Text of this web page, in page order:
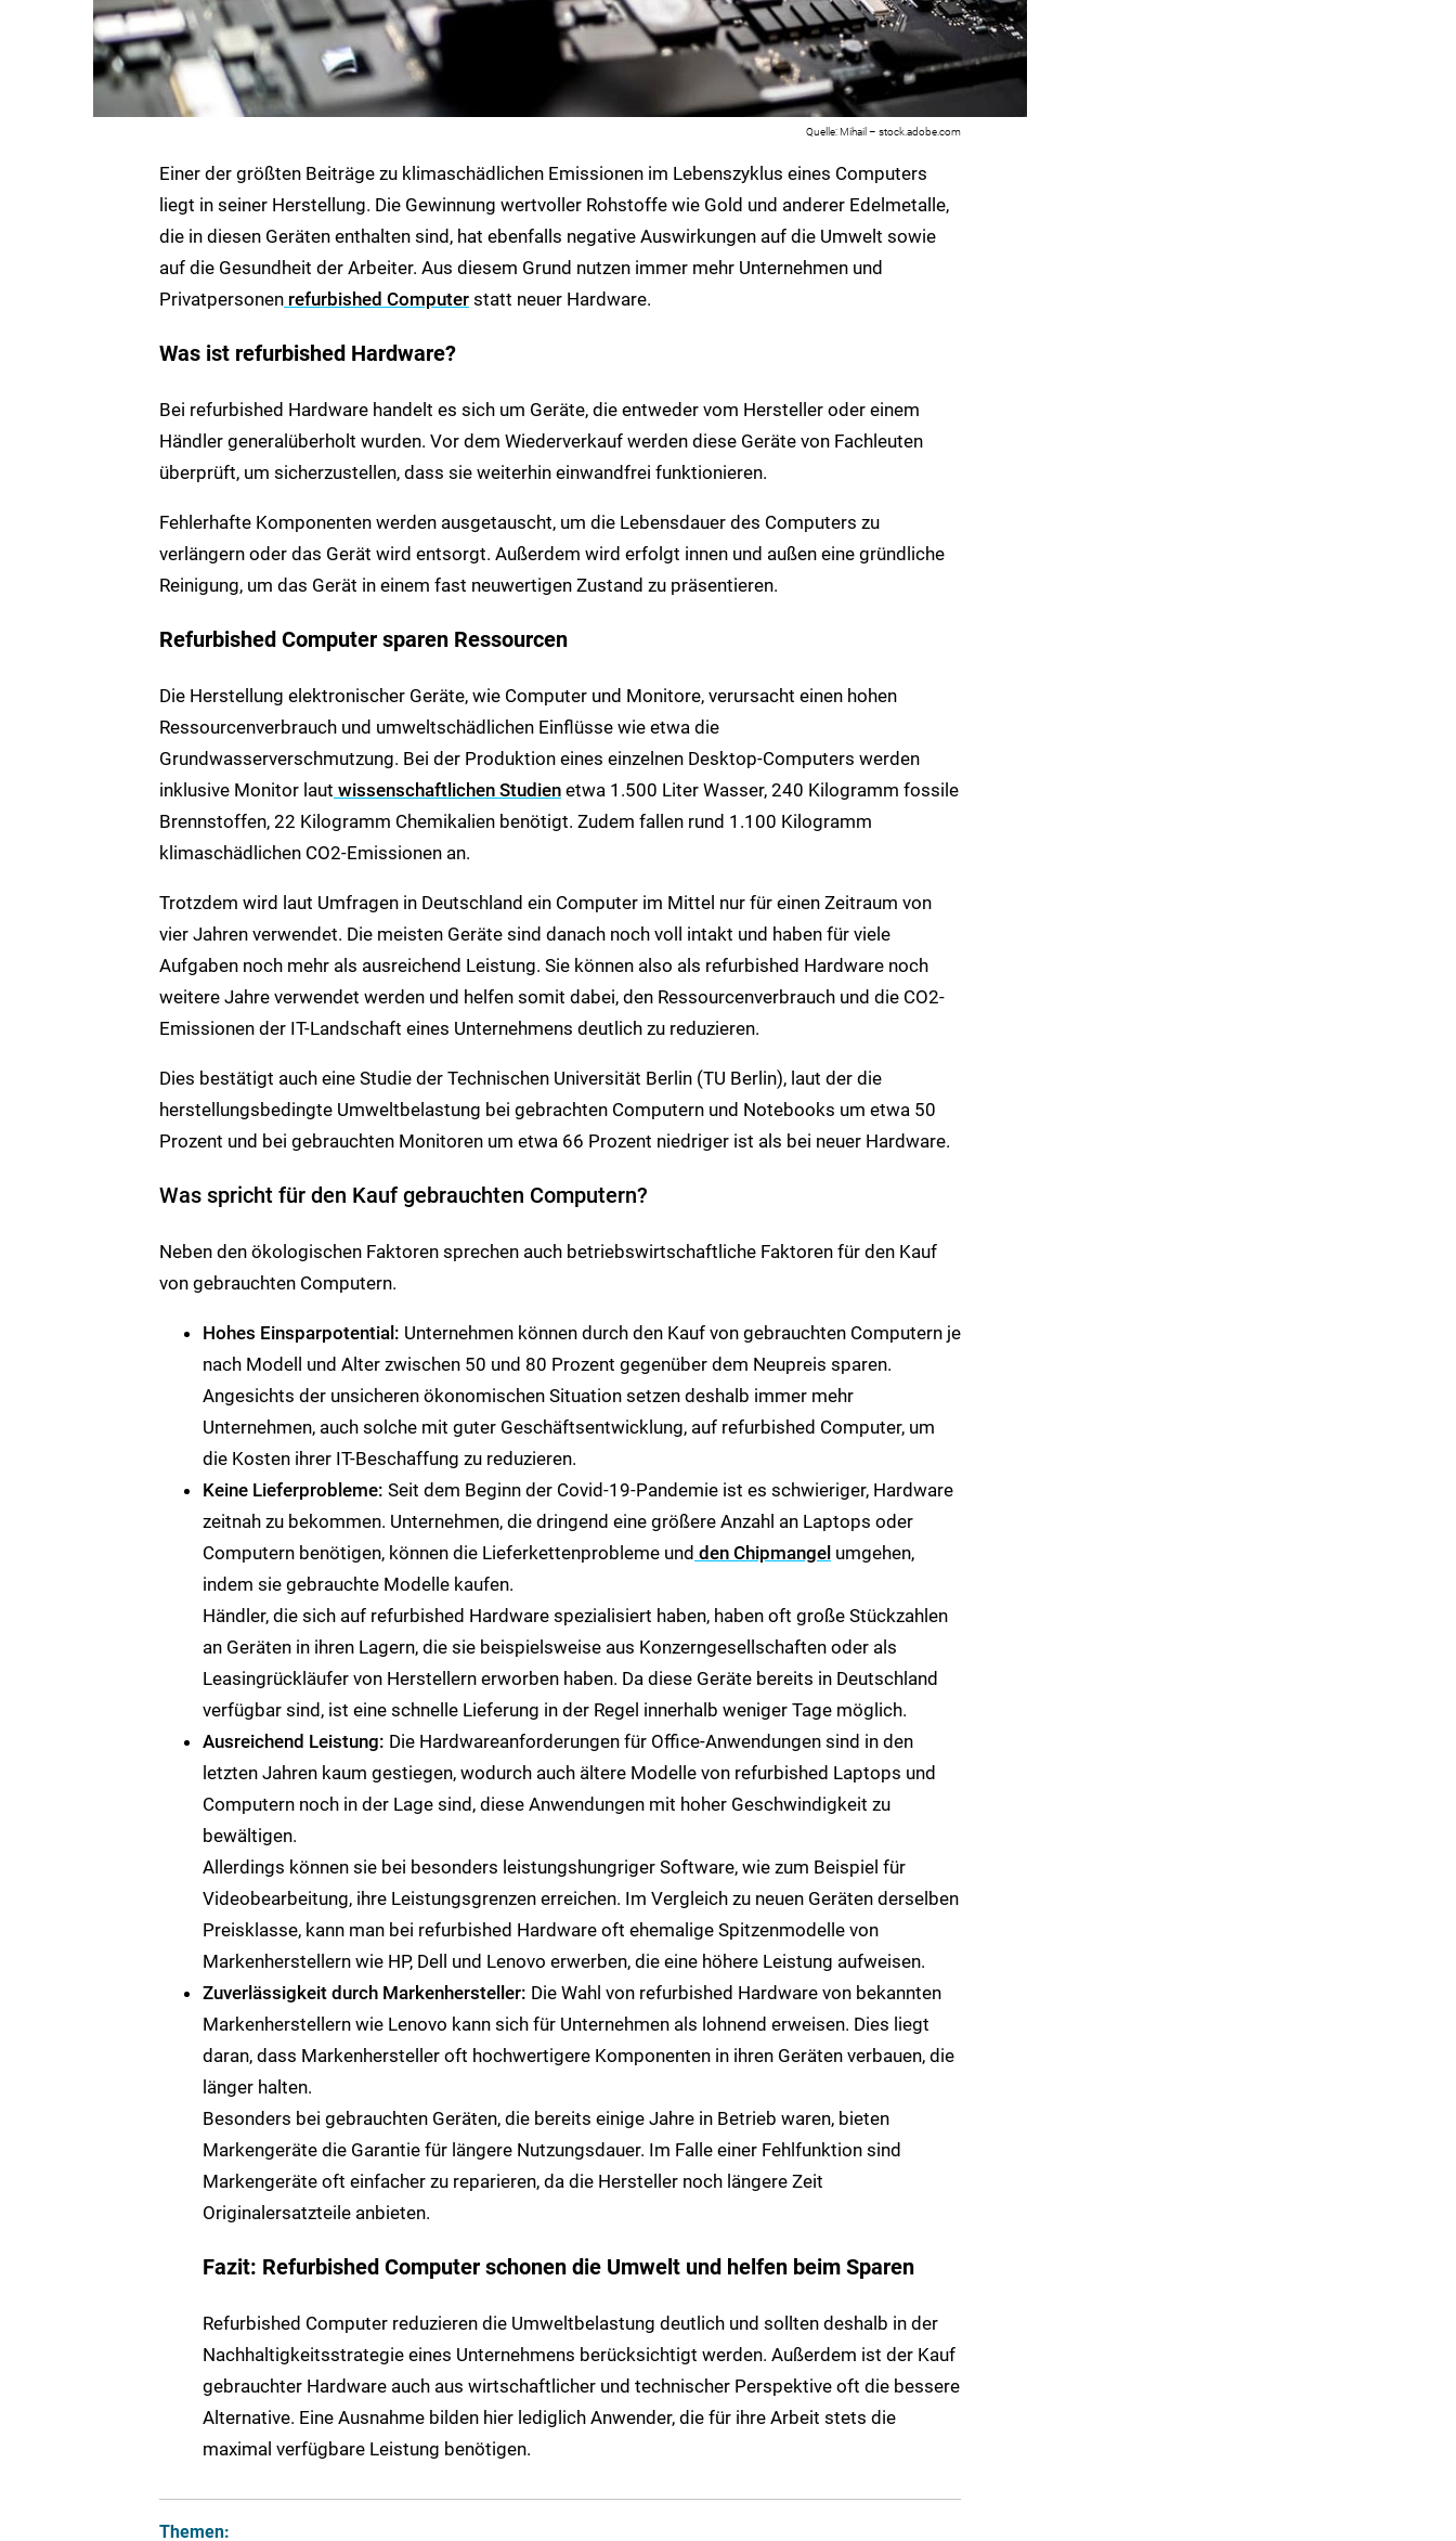
Mihail – stock.adobe.com
Einer der größten Beiträge zu klimaschädlichen Emissionen im Lebenszyklus eines Computers
liegt in seiner Herstellung. Die Gewinnung wertvoller Rohstoffe wie Gold und anderer Edelmetalle,
die in diesen Geräten enthalten sind, hat ebenfalls negative Auswirkungen auf die Umwelt sowie
auf die Gesundheit der Arbeiter. Aus diesem Grund nutzen immer mehr Unternehmen und
Privatpersonen refurbished Computer statt neuer Hardware.
Was ist refurbished Hardware?
Bei refurbished Hardware handelt es sich um Geräte, die entweder vom Hersteller oder einem
Händler generalüberholt wurden. Vor dem Wiederverkauf werden diese Geräte von Fachleuten
überprüft, um sicherzustellen, dass sie weiterhin einwandfrei funktionieren.
Fehlerhafte Komponenten werden ausgetauscht, um die Lebensdauer des Computers zu
verlängern oder das Gerät wird entsorgt. Außerdem wird erfolgt innen und außen eine gründliche
Reinigung, um das Gerät in einem fast neuwertigen Zustand zu präsentieren.
Refurbished Computer sparen Ressourcen
Die Herstellung elektronischer Geräte, wie Computer und Monitore, verursacht einen hohen
Ressourcenverbrauch und umweltschädlichen Einflüsse wie etwa die
Grundwasserverschmutzung. Bei der Produktion eines einzelnen Desktop-Computers werden
inklusive Monitor laut wissenschaftlichen Studien etwa 1.500 Liter Wasser, 240 Kilogramm fossile
Brennstoffen, 22 Kilogramm Chemikalien benötigt. Zudem fallen rund 1.100 Kilogramm
klimaschädlichen CO2-Emissionen an.
Trotzdem wird laut Umfragen in Deutschland ein Computer im Mittel nur für einen Zeitraum von
vier Jahren verwendet. Die meisten Geräte sind danach noch voll intakt und haben für viele
Aufgaben noch mehr als ausreichend Leistung. Sie können also als refurbished Hardware noch
weitere Jahre verwendet werden und helfen somit dabei, den Ressourcenverbrauch und die CO2-
Emissionen der IT-Landschaft eines Unternehmens deutlich zu reduzieren.
Dies bestätigt auch eine Studie der Technischen Universität Berlin (TU Berlin), laut der die
herstellungsbedingte Umweltbelastung bei gebrachten Computern und Notebooks um etwa 50
Prozent und bei gebrauchten Monitoren um etwa 66 Prozent niedriger ist als bei neuer Hardware.
Was spricht für den Kauf gebrauchten Computern?
Neben den ökologischen Faktoren sprechen auch betriebswirtschaftliche Faktoren für den Kauf
von gebrauchten Computern.
Hohes Einsparpotential: Unternehmen können durch den Kauf von gebrauchten Computern je
nach Modell und Alter zwischen 50 und 80 Prozent gegenüber dem Neupreis sparen.
Angesichts der unsicheren ökonomischen Situation setzen deshalb immer mehr
Unternehmen, auch solche mit guter Geschäftsentwicklung, auf refurbished Computer, um
die Kosten ihrer IT-Beschaffung zu reduzieren.
Keine Lieferprobleme: Seit dem Beginn der Covid-19-Pandemie ist es schwieriger, Hardware
zeitnah zu bekommen. Unternehmen, die dringend eine größere Anzahl an Laptops oder
Computern benötigen, können die Lieferkettenprobleme und den Chipmangel umgehen,
indem sie gebrauchte Modelle kaufen.
Händler, die sich auf refurbished Hardware spezialisiert haben, haben oft große Stückzahlen
an Geräten in ihren Lagern, die sie beispielsweise aus Konzerngesellschaften oder als
Leasingrückläufer von Herstellern erworben haben. Da diese Geräte bereits in Deutschland
verfügbar sind, ist eine schnelle Lieferung in der Regel innerhalb weniger Tage möglich.
Ausreichend Leistung: Die Hardwareanforderungen für Office-Anwendungen sind in den
letzten Jahren kaum gestiegen, wodurch auch ältere Modelle von refurbished Laptops und
Computern noch in der Lage sind, diese Anwendungen mit hoher Geschwindigkeit zu
bewältigen.
Allerdings können sie bei besonders leistungshungriger Software, wie zum Beispiel für
Videobearbeitung, ihre Leistungsgrenzen erreichen. Im Vergleich zu neuen Geräten derselben
Preisklasse, kann man bei refurbished Hardware oft ehemalige Spitzenmodelle von
Markenherstellern wie HP, Dell und Lenovo erwerben, die eine höhere Leistung aufweisen.
Zuverlässigkeit durch Markenhersteller: Die Wahl von refurbished Hardware von bekannten
Markenherstellern wie Lenovo kann sich für Unternehmen als lohnend erweisen. Dies liegt
daran, dass Markenhersteller oft hochwertigere Komponenten in ihren Geräten verbauen, die
länger halten.
Besonders bei gebrauchten Geräten, die bereits einige Jahre in Betrieb waren, bieten
Markengeräte die Garantie für längere Nutzungsdauer. Im Falle einer Fehlfunktion sind
Markengeräte oft einfacher zu reparieren, da die Hersteller noch längere Zeit
Originalersatzteile anbieten.
Fazit: Refurbished Computer schonen die Umwelt und helfen beim Sparen
Refurbished Computer reduzieren die Umweltbelastung deutlich und sollten deshalb in der
Nachhaltigkeitsstrategie eines Unternehmens berücksichtigt werden. Außerdem ist der Kauf
gebrauchter Hardware auch aus wirtschaftlicher und technischer Perspektive oft die bessere
Alternative. Eine Ausnahme bilden hier lediglich Anwender, die für ihre Arbeit stets die
maximal verfügbare Leistung benötigen.
Themen: